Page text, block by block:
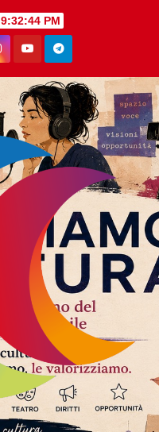
9:32:45 PM